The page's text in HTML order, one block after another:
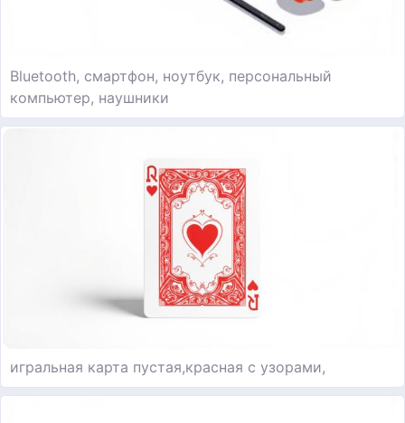
Bluetooth, смартфон, ноутбук, персональный
компьютер, наушники
игральная карта пустая,красная с узорами,